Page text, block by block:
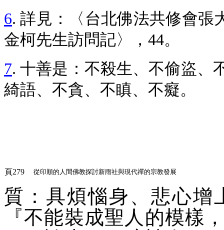
6. 詳見：〈台北佛法共修會張
金柯先生訪問記〉，44。
7. 十善是：不殺生、不偷盜、
綺語、不貪、不瞋、不癡。
頁279 從印順的人間佛教探討新雨社與現代禪的宗教發展
質：具煩惱身、悲心增
『不能裝成聖人的模樣